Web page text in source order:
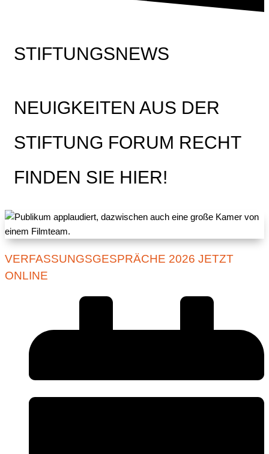
STIFTUNGSNEWS
NEUIGKEITEN AUS DER
STIFTUNG FORUM RECHT
FINDEN SIE HIER!
VERFASSUNGSGESPRÄCHE 2026 JETZT
ONLINE